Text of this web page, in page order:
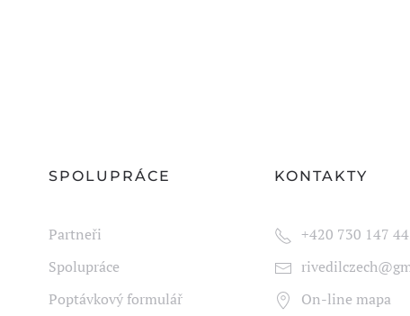
SPOLUPRÁCE
Partneři
Spolupráce
Poptávkový formulář
KONTAKTY
+420 730 147
On-line mapa